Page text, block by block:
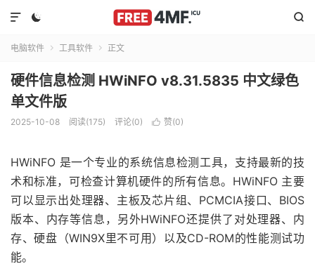
 

电脑软件  工具软件  正文
硬件信息检测 HWiNFO v8.31.5835 中文绿色
单文件版
2025-10-08 阅读(175) 评论(0)  赞(0)
HWiNFO 是一个专业的系统信息检测工具，支持最新的技
术和标准，可检查计算机硬件的所有信息。HWiNFO 主要
可以显示出处理器、主板及芯片组、PCMCIA接口、BIOS
版本、内存等信息，另外HWiNFO还提供了对处理器、内
存、硬盘（WIN9X里不可用）以及CD-ROM的性能测试功
能。